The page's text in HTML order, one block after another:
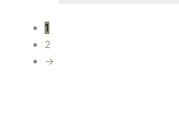
1
2
→